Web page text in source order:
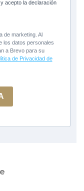
acepto la declaración
de marketing. Al
los datos personales
a Brevo para su
de Privacidad de